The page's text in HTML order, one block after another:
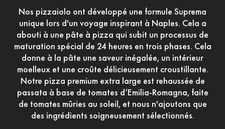
Nos pizzaiolo ont développé une formule Suprema
unique lors d'un voyage inspirant à Naples. Cela a
abouti à une pâte à pizza qui subit un processus de
maturation spécial de 24 heures en trois phases. Cela
donne à la pâte une saveur inégalée, un intérieur
moelleux et une croûte délicieusement croustillante.
Notre pizza premium extra large est rehaussée de
passata à base de tomates d’Emilia-Romagna, faite
de tomates mûries au soleil, et nous n'ajoutons que
des ingrédients soigneusement sélectionnés.